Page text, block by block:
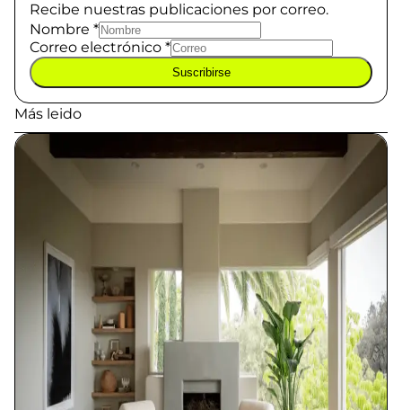
Recibe nuestras publicaciones por correo.
Nombre *
Correo electrónico *
Suscribirse
Más leido